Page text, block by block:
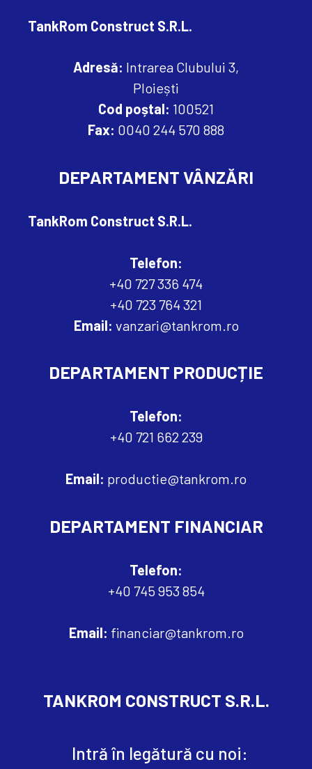
TankRom Construct S.R.L.
Adresă: Intrarea Clubului 3,
Ploiești
Cod poștal: 100521
Fax: 0040 244 570 888
DEPARTAMENT VÂNZĂRI
TankRom Construct S.R.L.
Telefon:
+40 727 336 474
+40 723 764 321
Email: vanzari@tankrom.ro
DEPARTAMENT PRODUCȚIE
Telefon:
+40 721 662 239
Email: productie@tankrom.ro
DEPARTAMENT FINANCIAR
Telefon:
+40 745 953 854
Email: financiar@tankrom.ro
TANKROM CONSTRUCT S.R.L.
Intră în legătură cu noi: